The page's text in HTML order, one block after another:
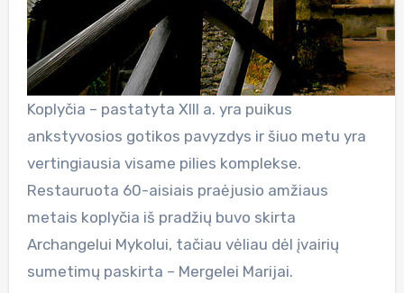
Koplyčia – pastatyta XIII a. yra puikus
ankstyvosios gotikos pavyzdys ir šiuo metu yra
vertingiausia visame pilies komplekse.
Restauruota 60-aisiais praėjusio amžiaus
metais koplyčia iš pradžių buvo skirta
Archangelui Mykolui, tačiau vėliau dėl įvairių
sumetimų paskirta – Mergelei Marijai.